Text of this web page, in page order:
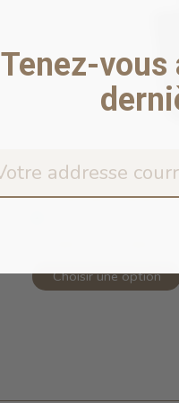
Torrential Tracker
Choisir une option
Tenez-vous